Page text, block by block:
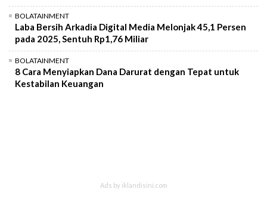
BOLATAINMENT
Laba Bersih Arkadia Digital Media Melonjak 45,1 Persen
pada 2025, Sentuh Rp1,76 Miliar
BOLATAINMENT
8 Cara Menyiapkan Dana Darurat dengan Tepat untuk
Kestabilan Keuangan